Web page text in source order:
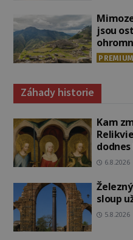
jsou
PREMIUM
Záhady historie
Kam
6.8.2026
sloup
5.8.2026